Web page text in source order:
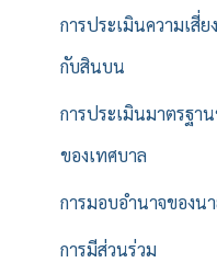
การประเมินความเสี่
กับสินบน
การประเมินมาตรฐา
ของเทศบาล
การมอบอำนาจของน
การมีส่วนร่วม